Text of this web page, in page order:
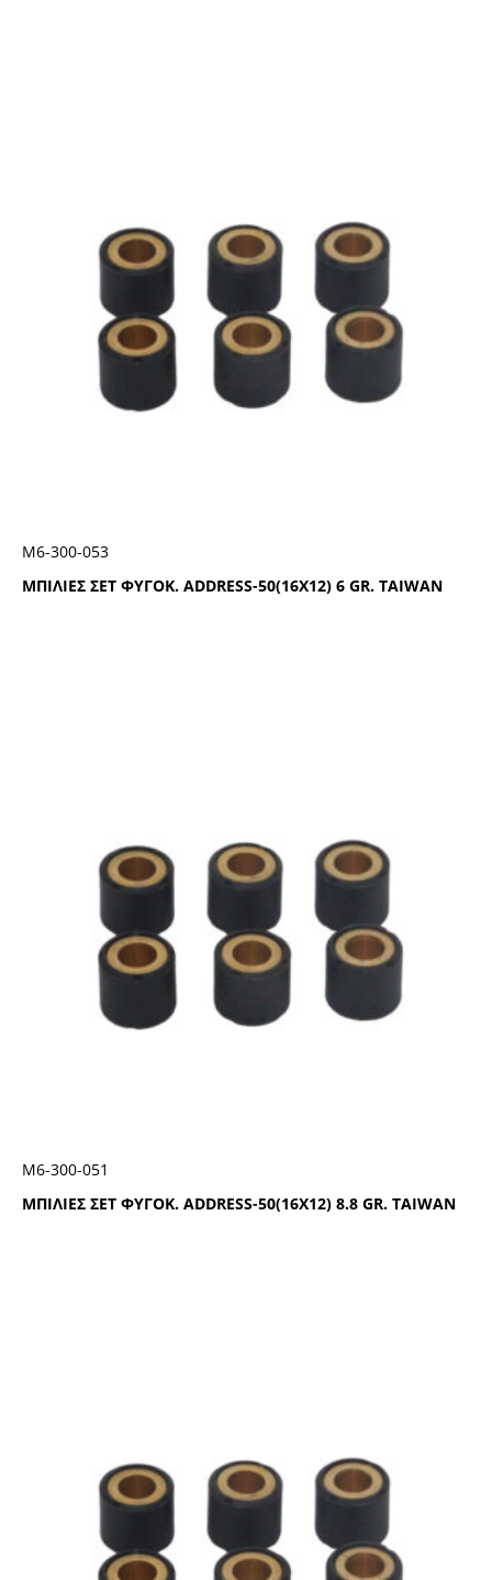
ΜΠΙΛΙΕΣ ΣΕΤ ΦΥΓΟΚ. ADDRESS-50(16X12) 6 GR. TAIWAN
Μ6-300-053
ΜΠΙΛΙΕΣ ΣΕΤ ΦΥΓΟΚ. ADDRESS-50(16X12) 8.8 GR. TAIWAN
Μ6-300-051